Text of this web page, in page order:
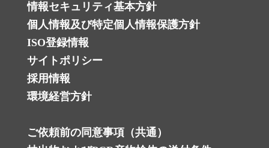
情報セキュリティ基本方針
個人情報及び特定個人情報保護方針 ‎
ISO登録情報
サイトポリシー
採用情報
環境経営方針
ご依頼前の同意事項（共通）